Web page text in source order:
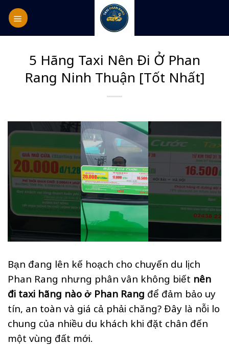
Skip
to
content
5 Hãng Taxi Nên Đi Ở Phan
Rang Ninh Thuận [Tốt Nhất]
Bạn đang lên kế hoạch cho chuyến du lịch
Phan Rang nhưng phân vân không biết nên
đi taxi hãng nào ở Phan Rang để đảm bảo uy
tín, an toàn và giá cả phải chăng? Đây là nỗi lo
chung của nhiều du khách khi đặt chân đến
một vùng đất mới.